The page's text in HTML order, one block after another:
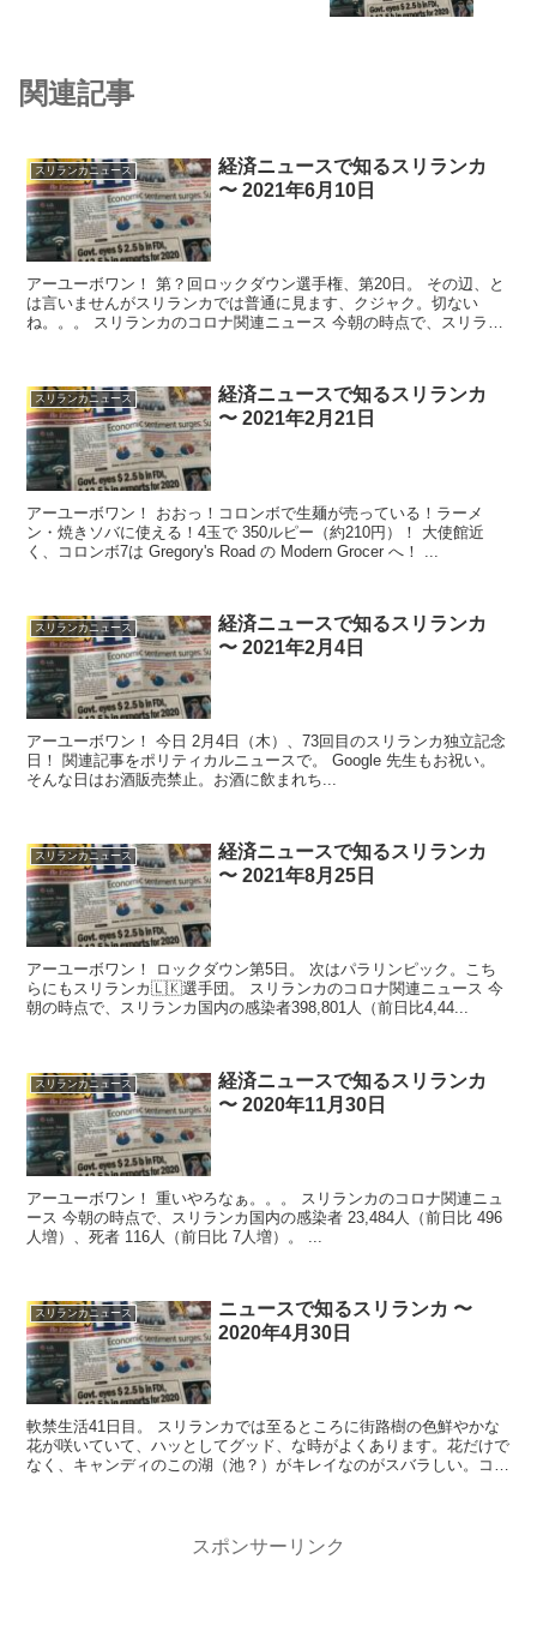
関連記事
スリランカニュース
経済ニュースで知るスリランカ
〜 2021年6月10日
アーユーボワン！ 第？回ロックダウン選手権、第20日。 その辺、と
は言いませんがスリランカでは普通に見ます、クジャク。切ない
ね。。。 スリランカのコロナ関連ニュース 今朝の時点で、スリラン
スリランカニュース
経済ニュースで知るスリランカ
〜 2021年2月21日
アーユーボワン！ おおっ！コロンボで生麺が売っている！ラーメ
ン・焼きソバに使える！4玉で 350ルピー（約210円）！ 大使館近
スリランカニュース
経済ニュースで知るスリランカ
〜 2021年2月4日
アーユーボワン！ 今日 2月4日（木）、73回目のスリランカ独立記念
日！ 関連記事をポリティカルニュースで。 Google 先生もお祝い。
そんな日はお酒販売禁止。お酒に飲まれち...
スリランカニュース
経済ニュースで知るスリランカ
〜 2021年8月25日
アーユーボワン！ ロックダウン第5日。 次はパラリンピック。こち
らにもスリランカ🇱🇰選手団。 スリランカのコロナ関連ニュース 今
朝の時点で、スリランカ国内の感染者398,801人（前日比4,44...
スリランカニュース
経済ニュースで知るスリランカ
〜 2020年11月30日
アーユーボワン！ 重いやろなぁ。。。 スリランカのコロナ関連ニュ
ース 今朝の時点で、スリランカ国内の感染者 23,484人（前日比 496
スリランカニュース
ニュースで知るスリランカ 〜
2020年4月30日
軟禁生活41日目。 スリランカでは至るところに街路樹の色鮮やかな
花が咲いていて、ハッとしてグッド、な時がよくあります。花だけで
なく、キャンディのこの湖（池？）がキレイなのがスバラしい。コロ
スポンサーリンク